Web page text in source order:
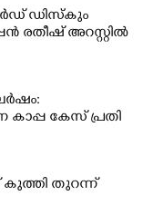
ഡിസ്കും
രതീഷ് അറസ്റ്റിൽ
കാപ്പ കേസ് പ്രതി
കുത്തി തുറന്ന്